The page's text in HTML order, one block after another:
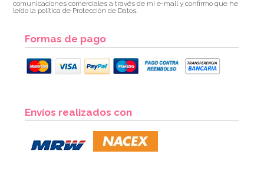
2,70€
comunicaciones comerciales a través de mi e-mail y confirmo que he
leído la política de Protección de Datos.
Formas de pago
Envíos realizados con